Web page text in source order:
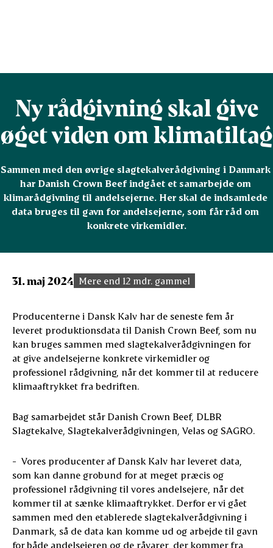
Ny rådgivning skal give
øget viden om klimatiltag
Sammen med den øvrige slagtekalverådgivning i Danmark
har Danish Crown Beef indgået et samarbejde om
klimarådgivning til andelsejerne. Her skal de indsamlede
data bruges til gavn for andelsejerne, som får råd om
konkrete virkemidler.
31. maj 2024 Mere end 12 mdr. gammel
Producenterne i Dansk Kalv har de seneste fem år
leveret produktionsdata til Danish Crown Beef, som nu
kan bruges sammen med slagtekalverådgivningen for
at give andelsejerne konkrete virkemidler og
professionel rådgivning, når det kommer til at reducere
klimaaftrykket fra bedriften.
Bag samarbejdet står Danish Crown Beef, DLBR
Slagtekalve, Slagtekalverådgivningen, Velas og SAGRO.
- Vores producenter af Dansk Kalv har leveret data,
som kan danne grobund for at meget præcis og
professionel rådgivning til vores andelsejere, når det
kommer til at sænke klimaaftrykket. Derfor er vi gået
sammen med den etablerede slagtekalverådgivning i
Danmark, så de data kan komme ud og arbejde til gavn
for både andelsejeren og de råvarer, der kommer fra